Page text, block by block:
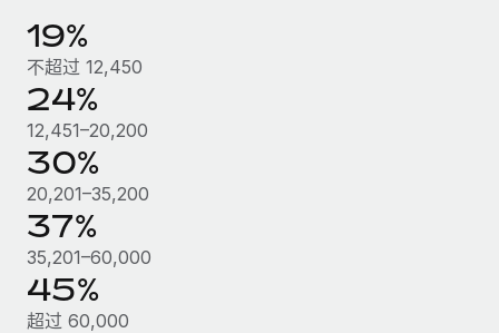
19%
不超过 12,450
24%
12,451–20,200
30%
20,201–35,200
37%
35,201–60,000
45%
超过 60,000